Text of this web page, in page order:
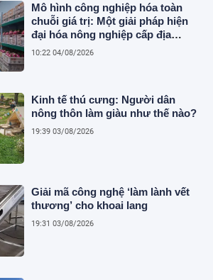
Mô hình công nghiệp hóa toàn
chuỗi giá trị: Một giải pháp hiện
đại hóa nông nghiệp cấp địa
phương tại Việt Nam
10:22 04/08/2026
Kinh tế thú cưng: Người dân
nông thôn làm giàu như thế nào?
19:39 03/08/2026
Giải mã công nghệ ‘làm lành vết
thương’ cho khoai lang
19:31 03/08/2026